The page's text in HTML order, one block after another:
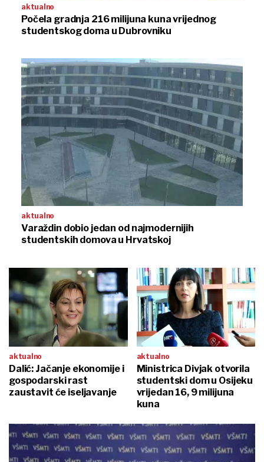
aktualno
Počela gradnja 216 milijuna kuna vrijednog
studentskog doma u Dubrovniku
aktualno
Varaždin dobio jedan od najmodernijih
studentskih domova u Hrvatskoj
aktualno
Dalić: Jačanje ekonomije i
gospodarski rast
zaustavit će iseljavanje
aktualno
Ministrica Divjak otvorila
studentski dom u Osijeku
vrijedan 16, 9 milijuna
kuna